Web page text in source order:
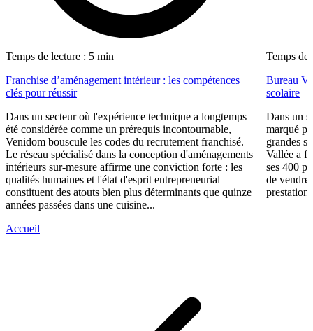
Temps de lecture : 5 min
Franchise d’aménagement intérieur : les compétences
clés pour réussir
Dans un secteur où l'expérience technique a longtemps
été considérée comme un prérequis incontournable,
Venidom bouscule les codes du recrutement franchisé.
Le réseau spécialisé dans la conception d'aménagements
intérieurs sur-mesure affirme une conviction forte : les
qualités humaines et l'état d'esprit entrepreneurial
constituent des atouts bien plus déterminants que quinze
années passées dans une cuisine...
Temps de
Bureau
scolaire
Dans un
marqué
grandes
Vallée a
ses 400
de vendre
Accueil